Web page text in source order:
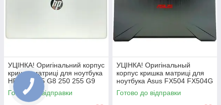
УЦІНКА! Оригінальний корпус
кришка матриці для ноутбука
HP 250 255 G8 250 255 G9
15-DW 15S-DU 15S-DY 15S-
DR
Готово до відправки
УЦІНКА! Оригінальный
корпус кришка матриці для
ноутбука Asus FX504 FX504G
FX504GD FX504GE
FX504GM FX80 FX80G
Готово до відправки